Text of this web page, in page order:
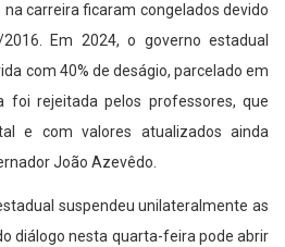
carreira ficaram congelados devido
Em 2024, o governo estadual
com 40% de deságio, parcelado em
foi rejeitada pelos professores, que
e com valores atualizados ainda
João Azevêdo.
suspendeu unilateralmente as
diálogo nesta quarta-feira pode abrir